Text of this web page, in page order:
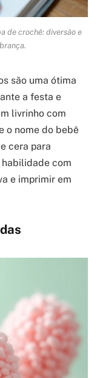
de crochê: diversão e
são uma ótima
a festa e
livrinho com
o nome do bebê
cera para
com
e imprimir em